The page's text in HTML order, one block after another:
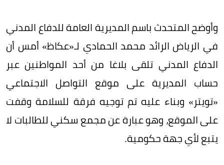
وأوضح المتحدث باسم المديرية العامة للدفاع المدني
في الرياض الرائد محمد الحمادي لـ«عكاظ» أمس أن
الدفاع المدني تلقى بلاغا من أحد المواطنين عبر
حساب المديرية على موقع التواصل الاجتماعي
«تويتر» وبناء عليه تم توجيه فرقة للسلامة وقفت
على الموقع، وهو عبارة عن مجمع سكني للطالبات لا
يتبع لأي جهة حكومية.